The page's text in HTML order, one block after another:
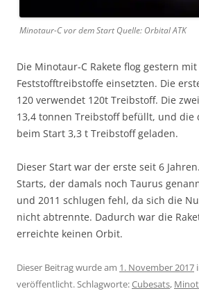
Minotaur-C vor dem Start Quelle: Orbital ATK
Die Minotaur-C Rakete flog gestern
Feststofftreibstoffe einsetzten. Die
120 verwendet 120t Treibstoff. Die
13,4 tonnen Treibstoff befüllt, und die
beim Start 3,3 t Treibstoff geladen.
Dieser Start war der erste seit 6
Starts, der damals noch Taurus
und 2011 schlugen fehl, da sich die
nicht abtrennte. Dadurch war die
erreichte keinen Orbit.
Dieser Beitrag wurde am 1. November 2017
veröffentlicht. Schlagworte:Cubesats,